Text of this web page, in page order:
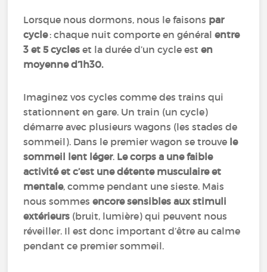
Lorsque nous dormons, nous le faisons par
cycle: chaque nuit comporte en généralentre
3 et 5 cycles et la durée d’un cycle esten
moyenne d’1h30.
Imaginez vos cycles comme des trains qui
stationnent en gare. Un train (un cycle)
démarre avec plusieurs wagons (les stades de
sommeil). Dans le premier wagon se trouve le
sommeil lent léger. Le corps a une faible
activité et c’est une détente musculaire et
mentale, comme pendant une sieste. Mais
nous sommesencore sensibles aux stimuli
extérieurs (bruit, lumière) qui peuvent nous
réveiller. Il est donc important d’être au calme
pendant ce premier sommeil.